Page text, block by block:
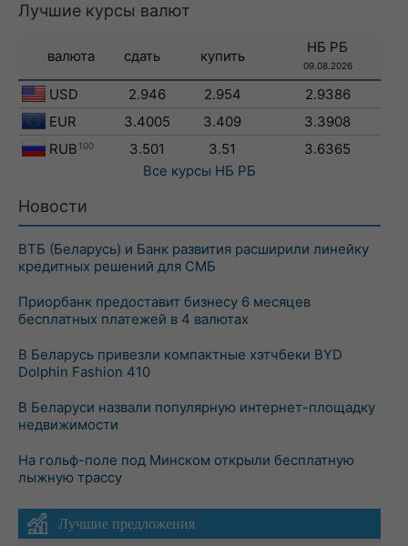
Лучшие курсы валют
валюта сдать купить
НБ РБ
09.08.2026
USD 2.946 2.954
2.9386
EUR
3.4005 3.409
3.3908
RUB 100 3.501 3.51
3.6365
Все курсы НБ РБ
Новости
ВТБ (Беларусь) и Банк развития расширили линейку
кредитных решений для СМБ
Приорбанк предоставит бизнесу 6 месяцев
бесплатных платежей в 4 валютах
В Беларусь привезли компактные хэтчбеки BYD
Dolphin Fashion 410
В Беларуси назвали популярную интернет-площадку
недвижимости
На гольф-поле под Минском открыли бесплатную
лыжную трассу
Лучшие предложения